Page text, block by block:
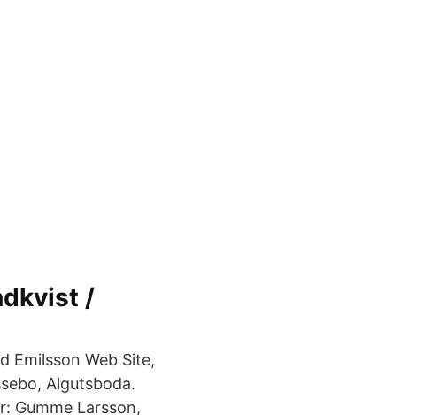
/
Emilsson Web Site,
Algutsboda.
Gumme Larsson,